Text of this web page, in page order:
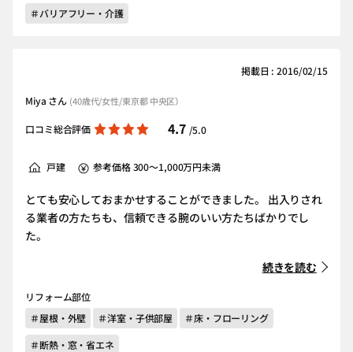
＃バリアフリー・介護
掲載日 : 2016/02/15
Miya さん (40歳代/女性/東京都 中央区）
口コミ総合評価 4.7 /5.0
戸建 参考価格 300～1,000万円未満
とても安心しておまかせすることができました。 出入りされ
る業者の方たちも、信頼できる腕のいい方たちばかりでし
た。
続きを読む
リフォーム部位
＃屋根・外壁
＃洋室・子供部屋
＃床・フローリング
＃断熱・窓・省エネ